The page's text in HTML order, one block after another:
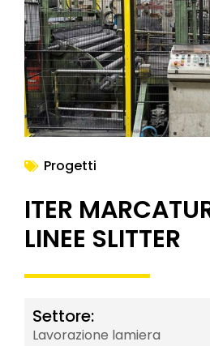
NEWS
Progetti
ITER
LINEE SLITTER
Settore:
Lavorazione lamiera